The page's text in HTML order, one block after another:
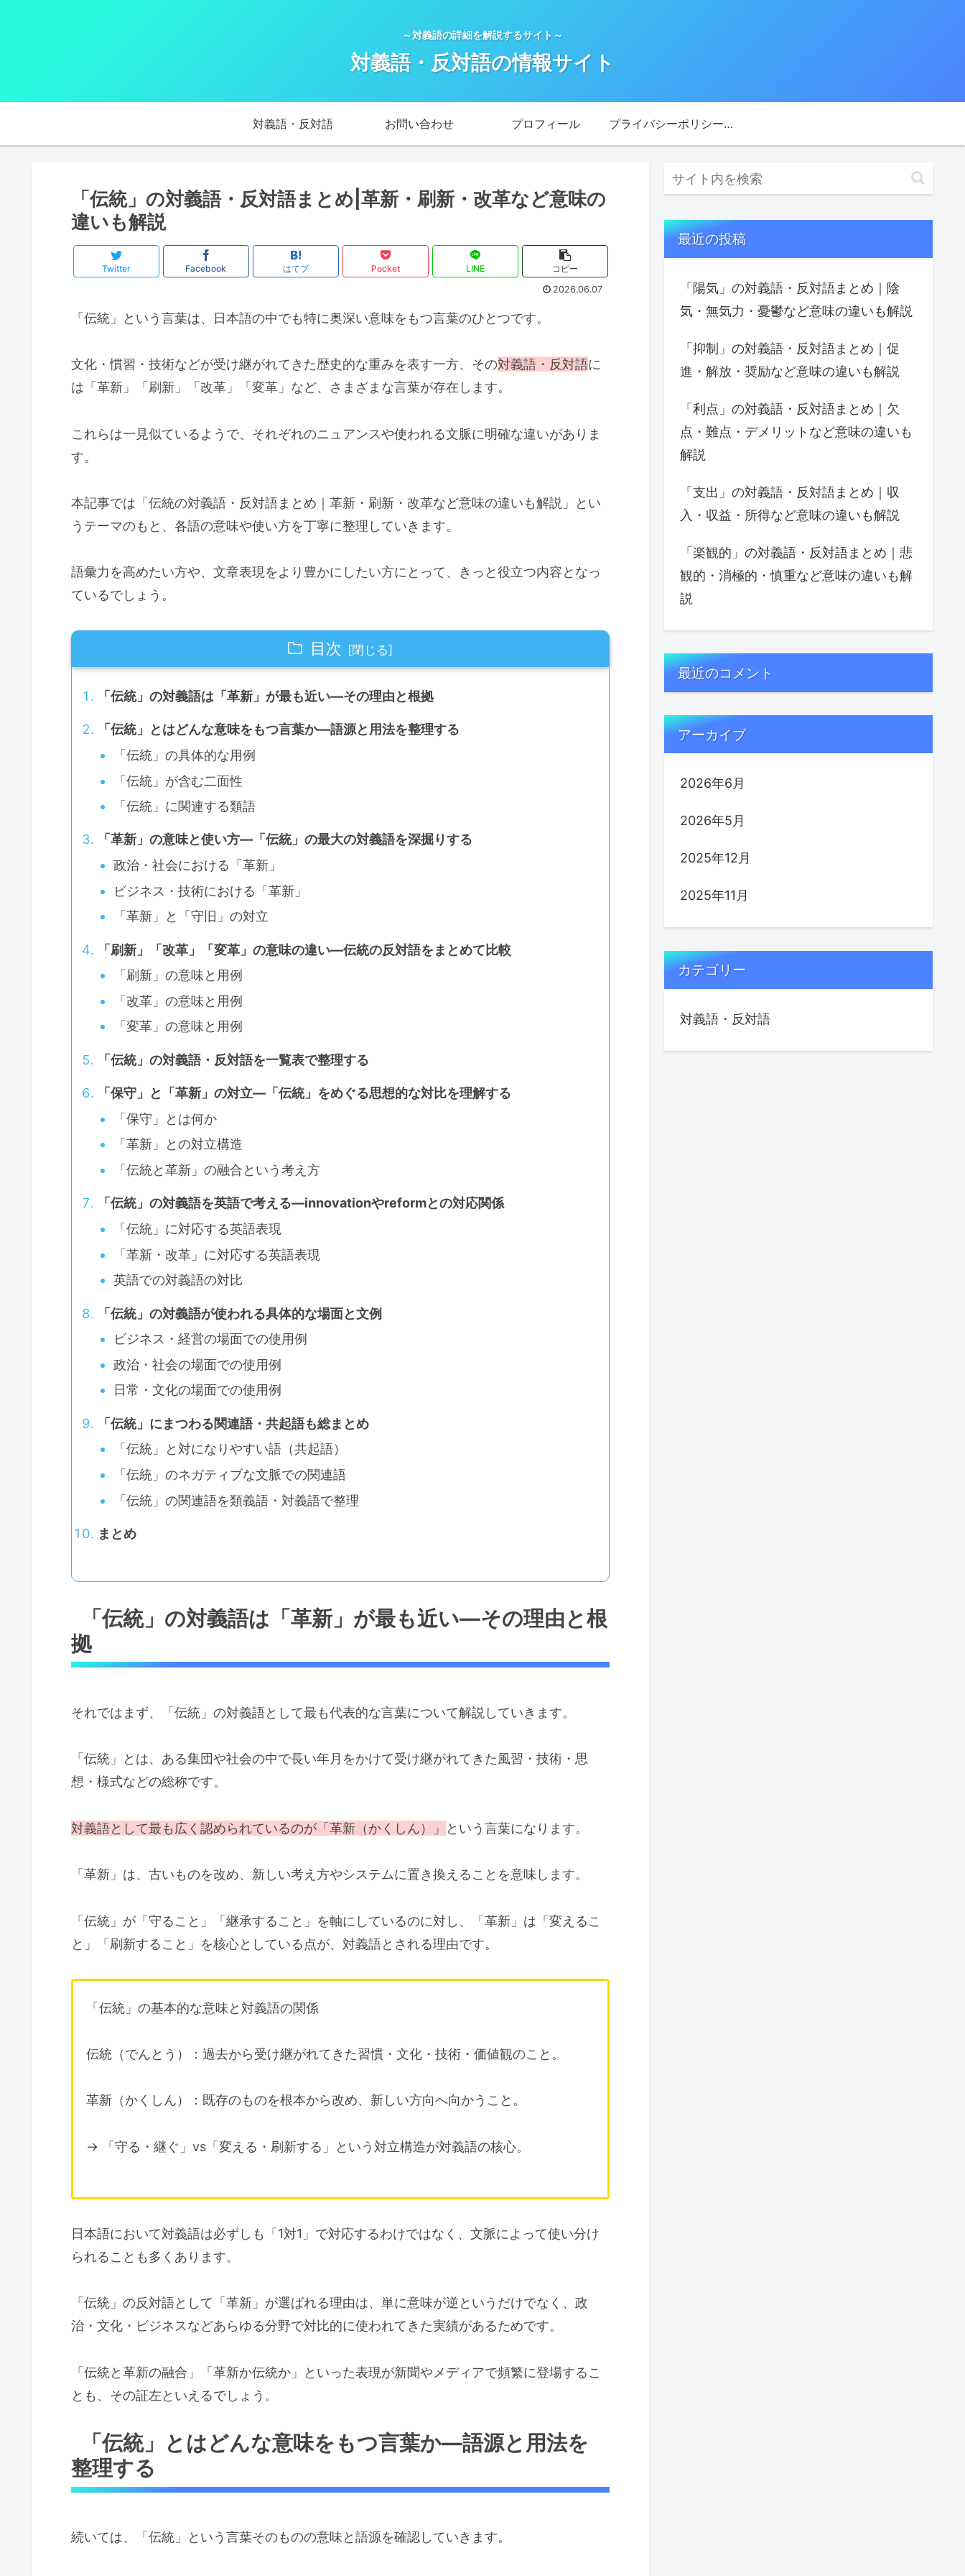
～対義語の詳細を解説するサイト～
対義語・反対語の情報サイト
対義語・反対語 お問い合わせ プロフィール プライバシーポリシー・免責事項
「伝統」の対義語・反対語まとめ|革新・刷新・改革など意味の
違いも解説
Twitter Facebook はてブ Pocket LINE
コピー
2026.06.07
「伝統」という言葉は、日本語の中でも特に奥深い意味をもつ言葉のひとつです。
文化・慣習・技術などが受け継がれてきた歴史的な重みを表す一方、その対義語・反対語に
は「革新」「刷新」「改革」「変革」など、さまざまな言葉が存在します。
これらは一見似ているようで、それぞれのニュアンスや使われる文脈に明確な違いがありま
す。
本記事では「伝統の対義語・反対語まとめ｜革新・刷新・改革など意味の違いも解説」とい
うテーマのもと、各語の意味や使い方を丁寧に整理していきます。
語彙力を高めたい方や、文章表現をより豊かにしたい方にとって、きっと役立つ内容となっ
ているでしょう。
目次
「伝統」の対義語は「革新」が最も近い―その理由と根拠
「伝統」とはどんな意味をもつ言葉か―語源と用法を整理する
「伝統」の具体的な用例
「伝統」が含む二面性
「伝統」に関連する類語
「革新」の意味と使い方―「伝統」の最大の対義語を深掘りする
政治・社会における「革新」
ビジネス・技術における「革新」
「革新」と「守旧」の対立
「刷新」「改革」「変革」の意味の違い―伝統の反対語をまとめて比較
「刷新」の意味と用例
「改革」の意味と用例
「変革」の意味と用例
「伝統」の対義語・反対語を一覧表で整理する
「保守」と「革新」の対立―「伝統」をめぐる思想的な対比を理解する
「保守」とは何か
「革新」との対立構造
「伝統と革新」の融合という考え方
「伝統」の対義語を英語で考える―innovationやreformとの対応関係
「伝統」に対応する英語表現
「革新・改革」に対応する英語表現
英語での対義語の対比
「伝統」の対義語が使われる具体的な場面と文例
ビジネス・経営の場面での使用例
政治・社会の場面での使用例
日常・文化の場面での使用例
「伝統」にまつわる関連語・共起語も総まとめ
「伝統」と対になりやすい語（共起語）
「伝統」のネガティブな文脈での関連語
「伝統」の関連語を類義語・対義語で整理
まとめ
「伝統」の対義語は「革新」が最も近い―その理由と根
拠
それではまず、「伝統」の対義語として最も代表的な言葉について解説していきます。
「伝統」とは、ある集団や社会の中で長い年月をかけて受け継がれてきた風習・技術・思
想・様式などの総称です。
対義語として最も広く認められているのが「革新（かくしん）」 という言葉になります。
「革新」は、古いものを改め、新しい考え方やシステムに置き換えることを意味します。
「伝統」が「守ること」「継承すること」を軸にしているのに対し、「革新」は「変えるこ
と」「刷新すること」を核心としている点が、対義語とされる理由です。
「伝統」の基本的な意味と対義語の関係
伝統（でんとう）：過去から受け継がれてきた習慣・文化・技術・価値観のこと。
革新（かくしん）：既存のものを根本から改め、新しい方向へ向かうこと。
→ 「守る・継ぐ」vs「変える・刷新する」という対立構造が対義語の核心。
日本語において対義語は必ずしも「1対1」で対応するわけではなく、文脈によって使い分け
られることも多くあります。
「伝統」の反対語として「革新」が選ばれる理由は、単に意味が逆というだけでなく、政
治・文化・ビジネスなどあらゆる分野で対比的に使われてきた実績があるためです。
「伝統と革新の融合」「革新か伝統か」といった表現が新聞やメディアで頻繁に登場するこ
とも、その証左といえるでしょう。
「伝統」とはどんな意味をもつ言葉か―語源と用法を
整理する
続いては、「伝統」という言葉そのものの意味と語源を確認していきます。
最近の投稿
「陽気」の対義語・反対語まとめ｜陰
気・無気力・憂鬱など意味の違いも解説
「抑制」の対義語・反対語まとめ｜促
進・解放・奨励など意味の違いも解説
「利点」の対義語・反対語まとめ｜欠
点・難点・デメリットなど意味の違いも
解説
「支出」の対義語・反対語まとめ｜収
入・収益・所得など意味の違いも解説
「楽観的」の対義語・反対語まとめ｜悲
観的・消極的・慎重など意味の違いも解
説
最近のコメント
アーカイブ
2026年6月
2026年5月
2025年12月
2025年11月
カテゴリー
対義語・反対語